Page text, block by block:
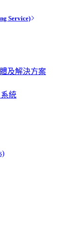
Service)
及解決方案
統